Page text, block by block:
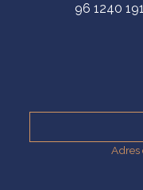
96 1240
Adres